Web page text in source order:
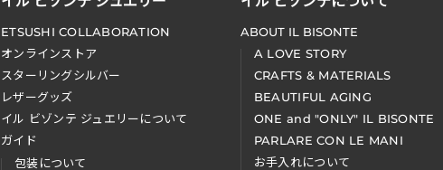
ETSUSHI COLLABORATION
オンラインストア
スターリングシルバー
レザーグッズ
イル ビゾンテ ジュエリーについて
ガイド
包装について
ABOUT IL BISONTE
A LOVE STORY
CRAFTS & MATERIALS
BEAUTIFUL AGING
ONE and "ONLY" IL BISONTE
PARLARE CON LE MANI
お手入れについて